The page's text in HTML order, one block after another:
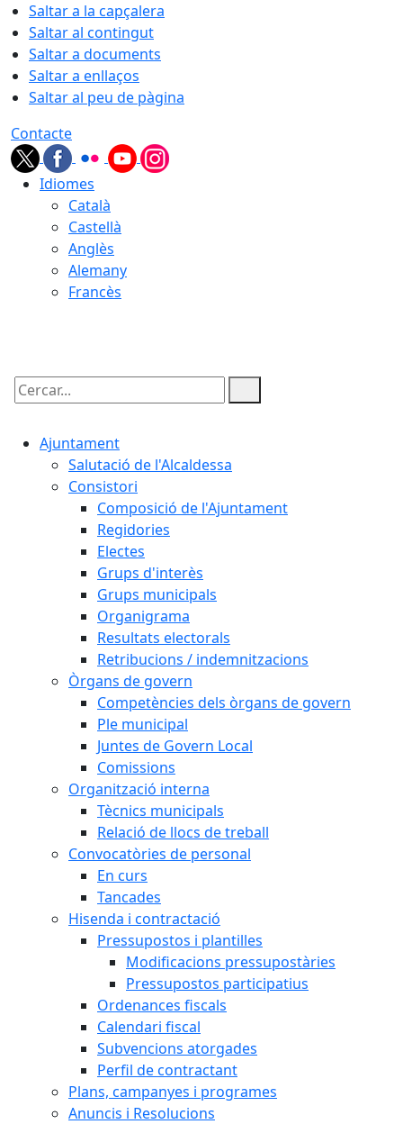
Saltar a la capçalera
Saltar al contingut
Saltar a documents
Saltar a enllaços
Saltar al peu de pàgina
Contacte
Idiomes
Català
Castellà
Anglès
Alemany
Francès
Cercar:
Ajuntament
Salutació de l'Alcaldessa
Consistori
Composició de l'Ajuntament
Regidories
Electes
Grups d'interès
Grups municipals
Organigrama
Resultats electorals
Retribucions / indemnitzacions
Òrgans de govern
Competències dels òrgans de govern
Ple municipal
Juntes de Govern Local
Comissions
Organització interna
Tècnics municipals
Relació de llocs de treball
Convocatòries de personal
En curs
Tancades
Hisenda i contractació
Pressupostos i plantilles
Modificacions pressupostàries
Pressupostos participatius
Ordenances fiscals
Calendari fiscal
Subvencions atorgades
Perfil de contractant
Plans, campanyes i programes
Anuncis i Resolucions